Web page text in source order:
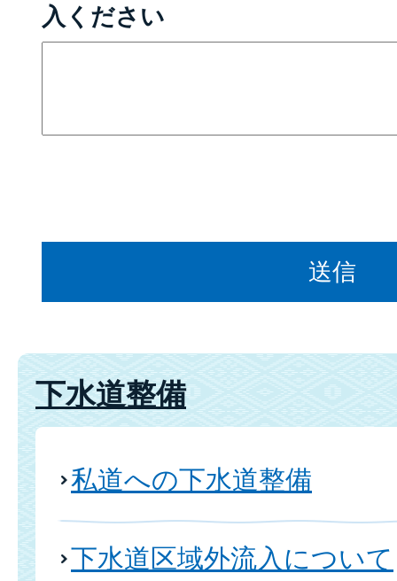
入ください
下水道整備
私道への下水道整備
下水道区域外流入について